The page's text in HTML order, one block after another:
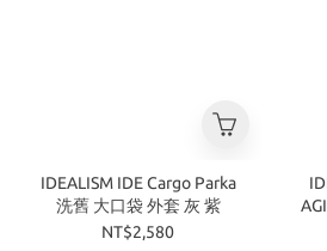
IDEALISM IDE Cargo Parka
洗舊 大口袋 外套 灰 紫
NT$2,580